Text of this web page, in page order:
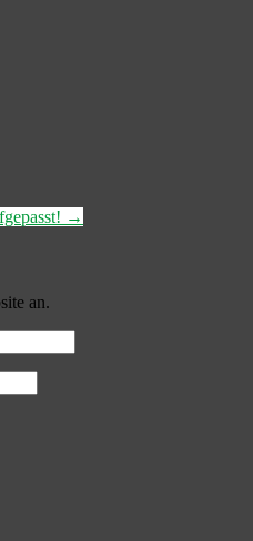
→
an.